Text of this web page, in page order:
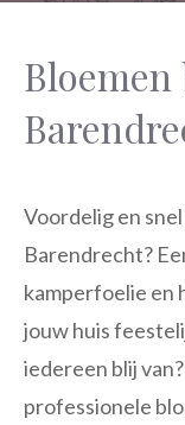
Voordelig en
Barendrecht?
kamperfoelie en
jouw huis
iedereen blij
professionele